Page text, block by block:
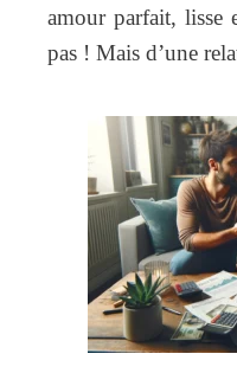
amour parfait, lisse
pas ! Mais d’une